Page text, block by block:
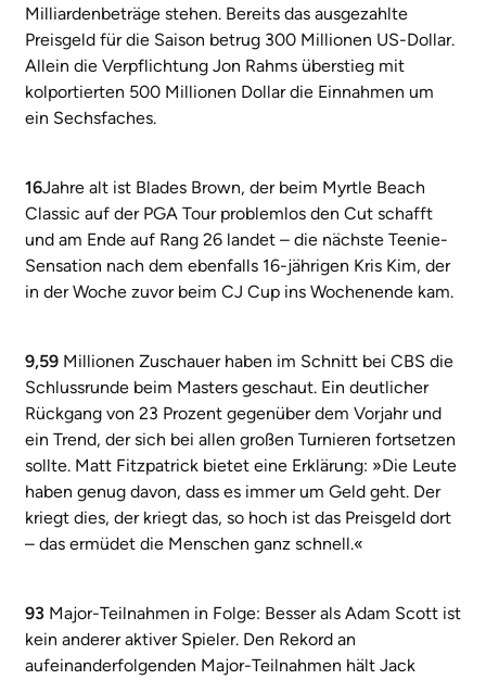
Milliardenbeträge stehen. Bereits das ausgezahlte
Preisgeld für die Saison betrug 300 Millionen US-Dollar.
Allein die Verpflichtung Jon Rahms überstieg mit
kolportierten 500 Millionen Dollar die Einnahmen um
ein Sechsfaches.
16Jahre alt ist Blades Brown, der beim Myrtle Beach
Classic auf der PGA Tour problemlos den Cut schafft
und am Ende auf Rang 26 landet – die nächste Teenie-
Sensation nach dem ebenfalls 16-jährigen Kris Kim, der
in der Woche zuvor beim CJ Cup ins Wochenende kam.
9,59 Millionen Zuschauer haben im Schnitt bei CBS die
Schlussrunde beim Masters geschaut. Ein deutlicher
Rückgang von 23 Prozent gegenüber dem Vorjahr und
ein Trend, der sich bei allen großen Turnieren fortsetzen
sollte. Matt Fitzpatrick bietet eine Erklärung: »Die Leute
haben genug davon, dass es immer um Geld geht. Der
kriegt dies, der kriegt das, so hoch ist das Preisgeld dort
– das ermüdet die Menschen ganz schnell.«
93 Major-Teilnahmen in Folge: Besser als Adam Scott ist
kein anderer aktiver Spieler. Den Rekord an
aufeinanderfolgenden Major-Teilnahmen hält Jack